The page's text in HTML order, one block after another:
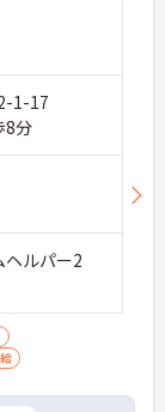
1-17
8分
ルパー2